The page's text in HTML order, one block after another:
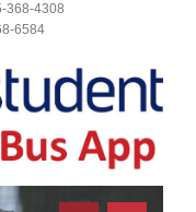
368-4308
6584